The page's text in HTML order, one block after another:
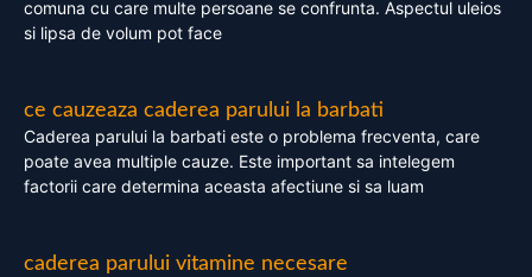
comuna cu care multe persoane se confrunta. Aspectul uleios
si lipsa de volum pot face
ce cauzeaza caderea parului la barbati
Caderea parului la barbati este o problema frecventa, care
poate avea multiple cauze. Este important sa intelegem
factorii care determina aceasta afectiune si sa luam
caderea parului vitamine necesare